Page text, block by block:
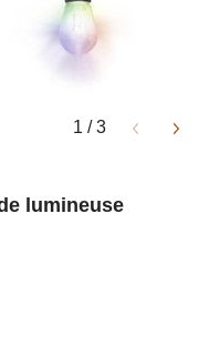
1 / 3
lumineuse